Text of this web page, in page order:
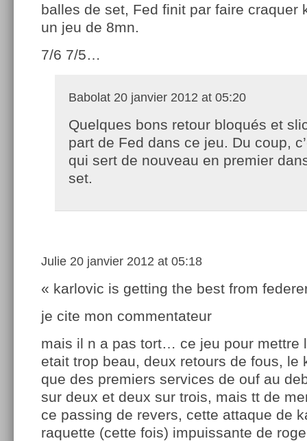
balles de set, Fed finit par faire craquer
un jeu de 8mn.
7/6 7/5…
Babolat 20 janvier 2012 at 05:20
Quelques bons retour bloqués et
part de Fed dans ce jeu. Du coup,
qui sert de nouveau en premier
set.
Julie 20 janvier 2012 at 05:18
« karlovic is getting the best from
je cite mon commentateur
mais il n a pas tort… ce jeu pour mettre
etait trop beau, deux retours de fous, le
que des premiers services de ouf au
sur deux et deux sur trois, mais tt de
ce passing de revers, cette attaque de
raquette (cette fois) impuissante de